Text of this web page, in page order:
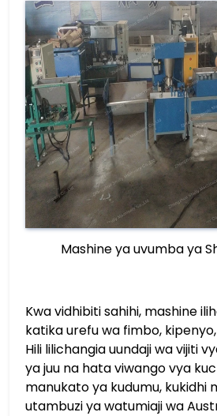
Mashine ya uvumba ya
Kwa vidhibiti sahihi, mashine
katika urefu wa fimbo,
Hili lilichangia uundaji wa vijiti
ya juu na hata viwango vya
manukato ya kudumu, kukidhi
utambuzi ya watumiaji wa